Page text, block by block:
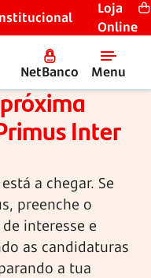
Loja
Online
NetBanco Menu
Inter
a chegar. Se
preenche o
interesse e
as candidaturas
a tua